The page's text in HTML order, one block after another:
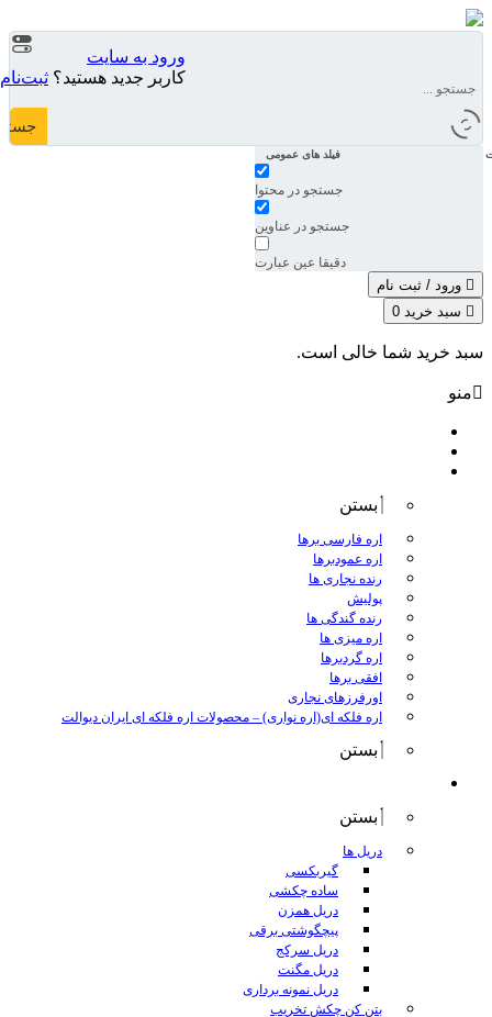
فیلد های عمومی
جستجو در محتوا
جستجو در عناوین
دقیقا عین عبارت
ورود به سایت
کاربر جدید هستید؟ ثبت‌نام
سبد خرید 0
سبد خرید شما خالی است.
منو
بستن
اره فارسی برها
اره عمودبرها
رنده نجاری ها
پولیش
رنده گندگی ها
اره میزی ها
اره گردبرها
افقی برها
اورفرزهای نجاری
اره فلکه ای(اره نواری) – محصولات اره فلکه ای ایران دیوالت
بستن
بستن
دریل ها
گیربکسی
ساده چکشی
دریل همزن
پیچگوشتی برقی
دریل سرکج
دریل مگنت
دریل نمونه برداری
بتن کن چکش تخریب